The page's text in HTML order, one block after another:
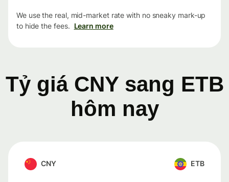
We use the real, mid-market rate with no sneaky mark-up
to hide the fees. Learn more
Tỷ giá CNY sang ETB
hôm nay
CNY ETB